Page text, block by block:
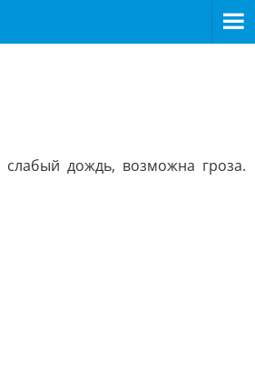
слабый дождь, возможна гроза.